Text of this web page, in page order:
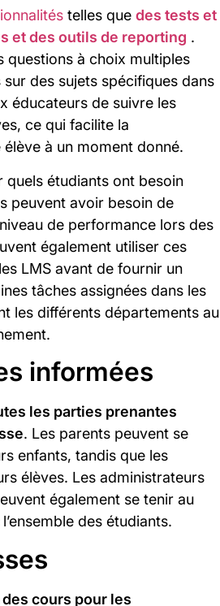
telles que des tests et
et des outils de reporting .
questions à choix multiples
des sujets spécifiques dans
éducateurs de suivre les
ce qui facilite la
à un moment donné.
étudiants ont besoin
peuvent avoir besoin de
de performance lors des
également utiliser ces
LMS avant de fournir un
tâches assignées dans les
les différents départements au
informées
les parties prenantes
. Les parents peuvent se
enfants, tandis que les
élèves. Les administrateurs
également se tenir au
des étudiants.
cours pour les